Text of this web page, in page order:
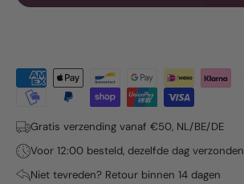
Gratis verzending vanaf €50, NL/BE/DE
Voor 12:00 besteld, dezelfde dag verzonden
Niet tevreden? Retour binnen 14 dagen